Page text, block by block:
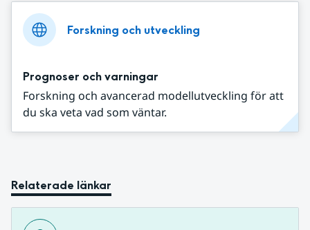
Forskning och utveckling
Prognoser och varningar
Forskning och avancerad modellutveckling för att
du ska veta vad som väntar.
Relaterade länkar